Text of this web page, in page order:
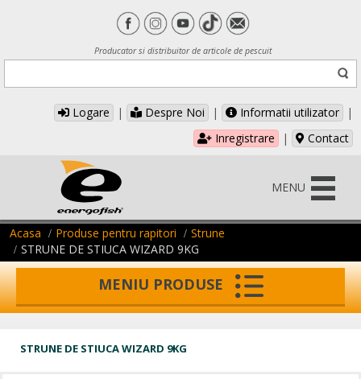
Producator si distribuitor de articole de pescuit
Logare | Despre Noi | Informatii utilizator
|
Inregistrare
| Contact
MENU
Acasa Produse pentru rapitori
Strune
STRUNE DE STIUCA WIZARD 9KG
MENIU PRODUSE
STRUNE DE STIUCA WIZARD 9KG